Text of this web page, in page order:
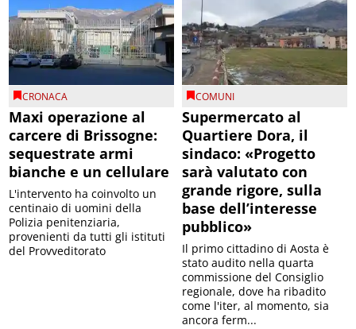
CRONACA
Maxi operazione al
carcere di Brissogne:
sequestrate armi
bianche e un cellulare
L'intervento ha coinvolto un
centinaio di uomini della
Polizia penitenziaria,
provenienti da tutti gli istituti
del Provveditorato
COMUNI
Supermercato al
Quartiere Dora, il
sindaco: «Progetto
sarà valutato con
grande rigore, sulla
base dell’interesse
pubblico»
Il primo cittadino di Aosta è
stato audito nella quarta
commissione del Consiglio
regionale, dove ha ribadito
come l'iter, al momento, sia
ancora ferm...